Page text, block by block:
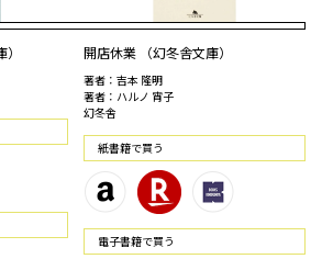
開店休業 （幻冬舎文庫）
著者：吉本 隆明
著者：ハルノ 宵子
幻冬舎
紙書籍で買う
電⼦書籍で買う